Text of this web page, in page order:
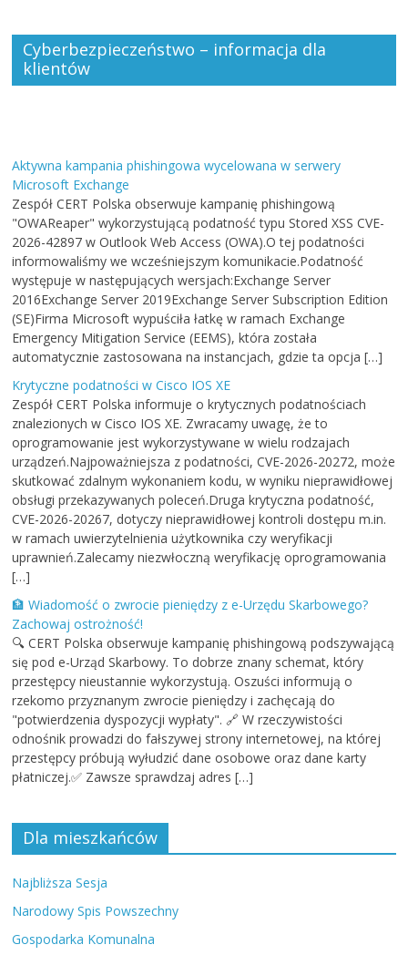
Cyberbezpieczeństwo – informacja dla
klientów
Aktywna kampania phishingowa wycelowana w serwery
Microsoft Exchange
Zespół CERT Polska obserwuje kampanię phishingową
"OWAReaper" wykorzystującą podatność typu Stored XSS CVE-
2026-42897 w Outlook Web Access (OWA).O tej podatności
informowaliśmy we wcześniejszym komunikacie.Podatność
występuje w następujących wersjach:Exchange Server
2016Exchange Server 2019Exchange Server Subscription Edition
(SE)Firma Microsoft wypuściła łatkę w ramach Exchange
Emergency Mitigation Service (EEMS), która została
automatycznie zastosowana na instancjach, gdzie ta opcja […]
Krytyczne podatności w Cisco IOS XE
Zespół CERT Polska informuje o krytycznych podatnościach
znalezionych w Cisco IOS XE. Zwracamy uwagę, że to
oprogramowanie jest wykorzystywane w wielu rodzajach
urządzeń.Najpoważniejsza z podatności, CVE-2026-20272, może
skutkować zdalnym wykonaniem kodu, w wyniku nieprawidłowej
obsługi przekazywanych poleceń.Druga krytyczna podatność,
CVE-2026-20267, dotyczy nieprawidłowej kontroli dostępu m.in.
w ramach uwierzytelnienia użytkownika czy weryfikacji
uprawnień.Zalecamy niezwłoczną weryfikację oprogramowania
[…]
🏦 Wiadomość o zwrocie pieniędzy z e-Urzędu Skarbowego?
Zachowaj ostrożność!
🔍 CERT Polska obserwuje kampanię phishingową podszywającą
się pod e-Urząd Skarbowy. To dobrze znany schemat, który
przestępcy nieustannie wykorzystują. Oszuści informują o
rzekomo przyznanym zwrocie pieniędzy i zachęcają do
"potwierdzenia dyspozycji wypłaty". 🔗 W rzeczywistości
odnośnik prowadzi do fałszywej strony internetowej, na której
przestępcy próbują wyłudzić dane osobowe oraz dane karty
płatniczej.✅ Zawsze sprawdzaj adres […]
Dla mieszkańców
Najbliższa Sesja
Narodowy Spis Powszechny
Gospodarka Komunalna